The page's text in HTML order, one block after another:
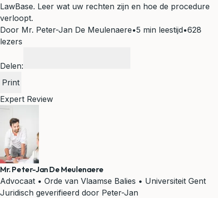
LawBase. Leer wat uw rechten zijn en hoe de procedure
verloopt.
Door Mr. Peter-Jan De Meulenaere•5 min leestijd•628
lezers
Delen:
Print
Expert Review
Mr. Peter-Jan De Meulenaere
Advocaat • Orde van Vlaamse Balies • Universiteit Gent
Juridisch geverifieerd door Peter-Jan